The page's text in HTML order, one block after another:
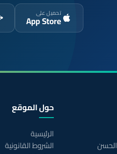
تحميل على
App Store
حول الموقع
الرئيسية
الشروط القانونية